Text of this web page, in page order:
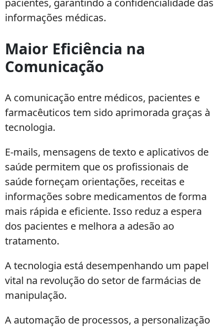
pacientes, garantindo a confidencialidade das
informações médicas.
Maior Eficiência na
Comunicação
A comunicação entre médicos, pacientes e
farmacêuticos tem sido aprimorada graças à
tecnologia.
E-mails, mensagens de texto e aplicativos de
saúde permitem que os profissionais de
saúde forneçam orientações, receitas e
informações sobre medicamentos de forma
mais rápida e eficiente. Isso reduz a espera
dos pacientes e melhora a adesão ao
tratamento.
A tecnologia está desempenhando um papel
vital na revolução do setor de farmácias de
manipulação.
A automação de processos, a personalização